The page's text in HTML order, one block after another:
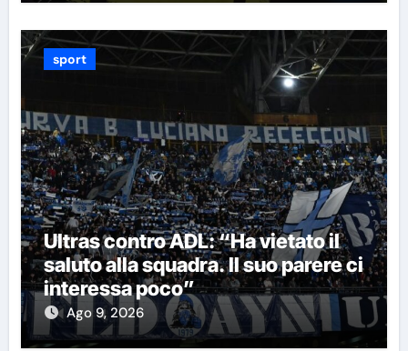
sport
Ultras contro ADL: “Ha vietato il
saluto alla squadra. Il suo parere ci
interessa poco”
Ago 9, 2026